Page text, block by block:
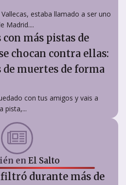
estaba llamado a ser uno
Madrid....
con más pistas de
chocan contra ellas:
de muertes de forma
con tus amigos y vais a
pista,...
en El Salto
durante más de